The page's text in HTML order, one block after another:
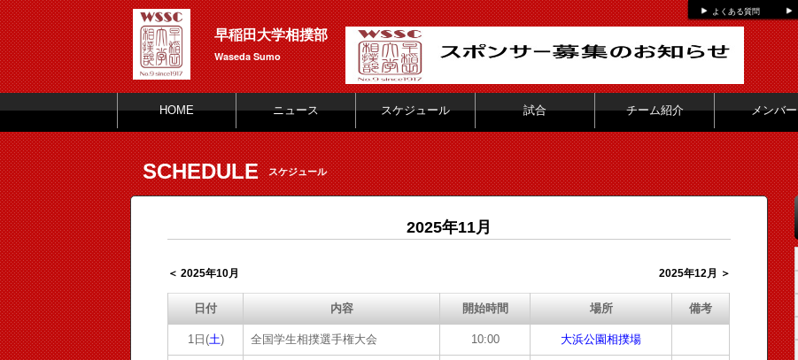
よくある質問
早稲田大学相撲部
Waseda Sumo
HOME ニュース スケジュール 試合 チーム紹介 メンバー
SCHEDULE スケジュール
2025年11月
＜ 2025年10月 2025年12月 ＞
日付 内容 開始時間 場所 備考
1日(土) 全国学生相撲選手権大会 10:00 大浜公園相撲場